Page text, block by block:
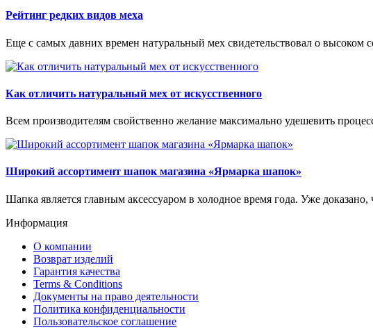
Рейтинг редких видов меха
Еще с самых давних времен натуральный мех свидетельствовал о высоком
Как отличить натуральный мех от искусственного
Всем производителям свойственно желание максимально удешевить
Широкий ассортимент шапок магазина «Ярмарка шапок»
Шапка является главным аксессуаром в холодное время года. Уже
Информация
О компании
Возврат изделий
Гарантия качества
Terms & Conditions
Документы на право деятельности
Политика конфиденциальности
Пользовательское соглашение